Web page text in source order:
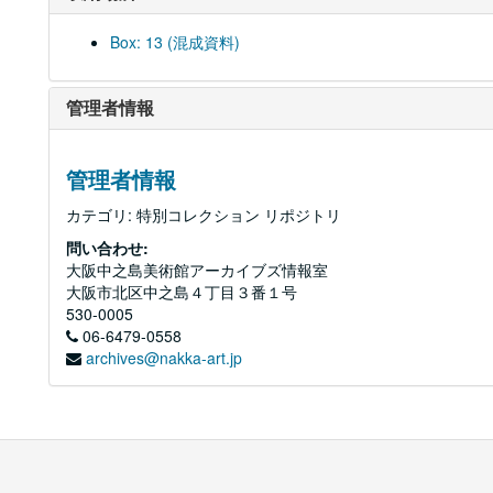
Box: 13 (混成資料)
管理者情報
管理者情報
カテゴリ: 特別コレクション リポジトリ
問い合わせ:
大阪中之島美術館アーカイブズ情報室
大阪市北区中之島４丁目３番１号
530-0005
06-6479-0558
archives@nakka-art.jp